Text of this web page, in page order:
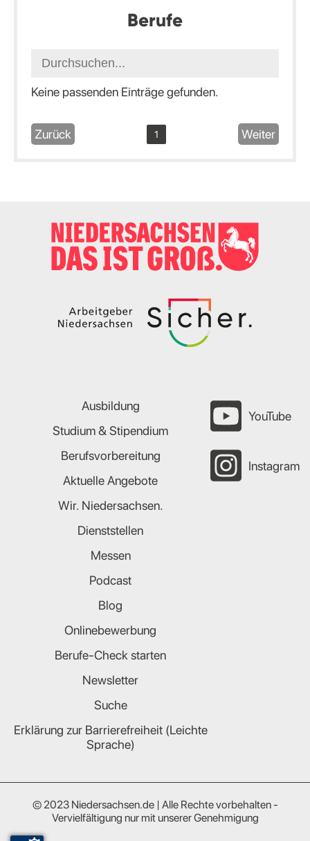
Berufe
Keine passenden Einträge gefunden.
Zurück 1 Weiter
Ausbildung
Studium & Stipendium
Berufsvorbereitung
Aktuelle Angebote
Wir. Niedersachsen.
Dienststellen
Messen
Podcast
Blog
Onlinebewerbung
Berufe-Check starten
Newsletter
Suche
Erklärung zur Barrierefreiheit (Leichte
Sprache)
YouTube
Instagram
© 2023 Niedersachsen.de | Alle Rechte vorbehalten -
Vervielfältigung nur mit unserer Genehmigung